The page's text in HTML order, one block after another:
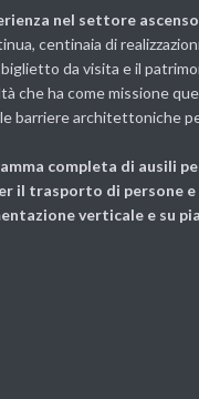
nel settore
centinaia di
da visita e il
che ha come missione
barriere architettoniche
completa di ausili
il trasporto di persone e
verticale e su